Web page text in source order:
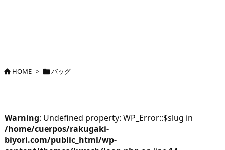
HOME > バッグ
Warning: Undefined property: WP_Error::$slug in
/home/cuerpos/rakugaki-
biyori.com/public_html/wp-